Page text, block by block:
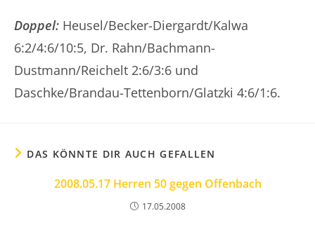
Doppel: Heusel/Becker-Diergardt/Kalwa
6:2/4:6/10:5, Dr. Rahn/Bachmann-
Dustmann/Reichelt 2:6/3:6 und
Daschke/Brandau-Tettenborn/Glatzki 4:6/1:6.
DAS KÖNNTE DIR AUCH GEFALLEN
2008.05.17 Herren 50 gegen Offenbach
17.05.2008